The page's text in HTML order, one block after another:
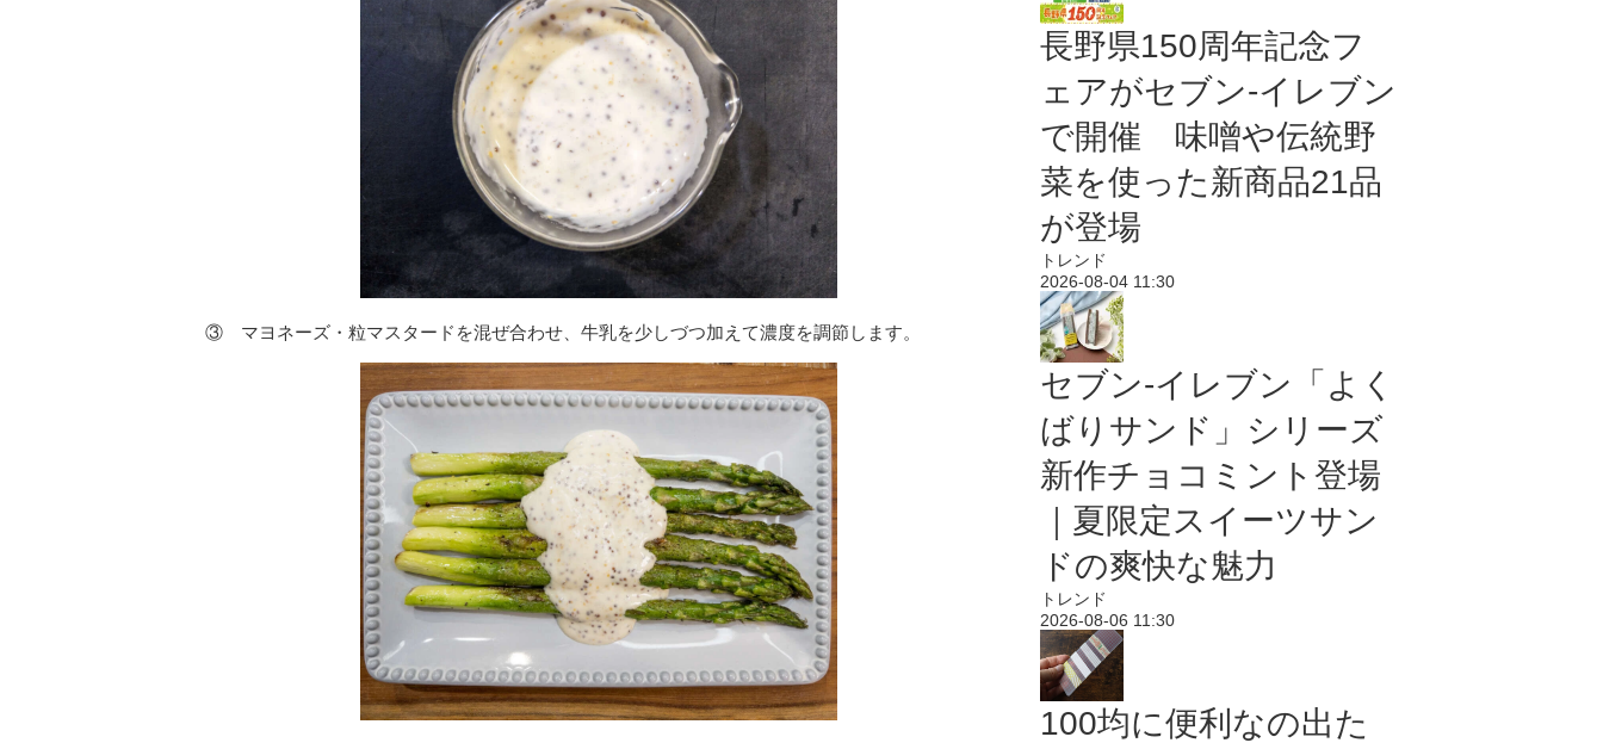
③ マヨネーズ・粒マスタードを混ぜ合わせ、牛乳を少しづつ加えて濃度を調節します。
長野県150周年記念フ
ェアがセブン-イレブン
で開催 味噌や伝統野
菜を使った新商品21品
が登場
トレンド
2026-08-04 11:30
セブン‐イレブン「よく
ばりサンド」シリーズ
新作チョコミント登場
｜夏限定スイーツサン
ドの爽快な魅力
トレンド
2026-08-06 11:30
100均に便利なの出た